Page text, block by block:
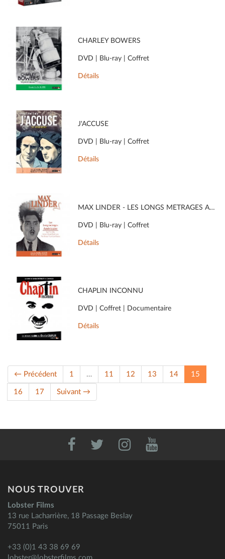
CHARLEY BOWERS
DVD | Blu-ray | Coffret
Détails
J'ACCUSE
DVD | Blu-ray | Coffret
Détails
MAX LINDER - LES LONGS MÉTRAGES AMÉRICAINS
DVD | Blu-ray | Coffret
Détails
CHAPLIN INCONNU
DVD | Coffret | Documentaire
Détails
← Précédent 1 … 11 12 13 14 15
16 17 Suivant →
NOUS TROUVER
Lobster Films
13 rue Lacharrière, 18 Passage Beslay
75011 Paris
+33 (0)1 43 38 69 69